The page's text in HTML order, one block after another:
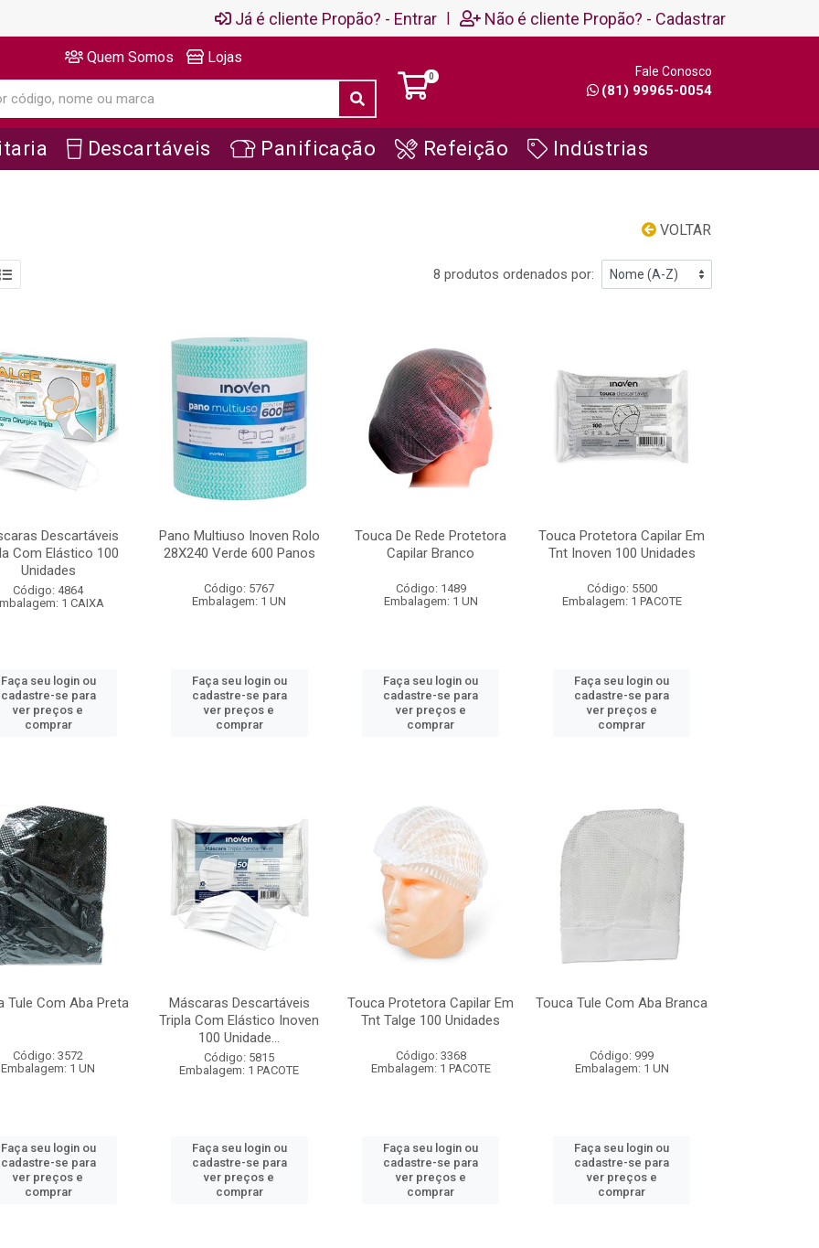
Já é cliente Propão? - Entrar | Não é cliente Propão? - Cadastrar
Quem Somos Lojas
0 Fale Conosco
(81) 99965-0054
Descartáveis Panificação Refeição Indústrias
VOLTAR
8 produtos ordenados por:
Descartáveis
Com Elástico 100
Unidades
Código: 4864
1 CAIXA
Faça seu login ou
cadastre-se para
ver preços e
comprar
Pano Multiuso Inoven Rolo
28X240 Verde 600 Panos
Código: 5767
Embalagem: 1 UN
Faça seu login ou
cadastre-se para
ver preços e
comprar
Touca De Rede Protetora
Capilar Branco
Código: 1489
Embalagem: 1 UN
Faça seu login ou
cadastre-se para
ver preços e
comprar
Touca Protetora Capilar Em
Tnt Inoven 100 Unidades
Código: 5500
Embalagem: 1 PACOTE
Faça seu login ou
cadastre-se para
ver preços e
comprar
Tule Com Aba Preta
Código: 3572
Embalagem: 1 UN
Faça seu login ou
cadastre-se para
ver preços e
comprar
Máscaras Descartáveis
Tripla Com Elástico Inoven
100 Unidade...
Código: 5815
Embalagem: 1 PACOTE
Faça seu login ou
cadastre-se para
ver preços e
comprar
Touca Protetora Capilar Em
Tnt Talge 100 Unidades
Código: 3368
Embalagem: 1 PACOTE
Faça seu login ou
cadastre-se para
ver preços e
comprar
Touca Tule Com Aba Branca
Código: 999
Embalagem: 1 UN
Faça seu login ou
cadastre-se para
ver preços e
comprar